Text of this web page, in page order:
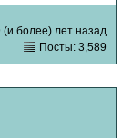
(и более) лет назад
Посты: 3,589